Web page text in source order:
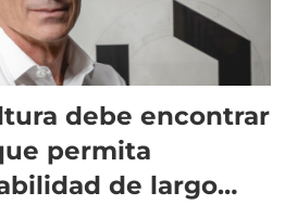
debe encontrar
permita
de largo